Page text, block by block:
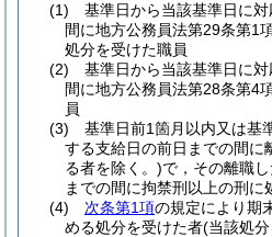
(1)
基準日から当該基準日に
間に地方公務員法第29条第1
処分を受けた職員
(2)
基準日から当該基準日に
間に地方公務員法第28条第4
員
(3)
基準日前1箇月以内又は基
する支給日の前日までの間に
る者を除く。)で，その離職
までの間に拘禁刑以上の刑に
(4)
次条第1項の規定により期
める処分を受けた者(当該処